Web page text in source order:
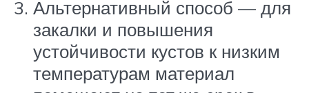
Альтернативный способ — для
закалки и повышения
устойчивости кустов к низким
температурам материал